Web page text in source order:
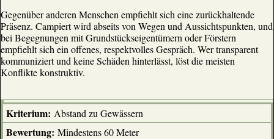
Gegenüber anderen Menschen empfiehlt sich eine zurückhaltende
Präsenz. Campiert wird abseits von Wegen und Aussichtspunkten, und
bei Begegnungen mit Grundstückseigentümern oder Förstern
empfiehlt sich ein offenes, respektvolles Gespräch. Wer transparent
kommuniziert und keine Schäden hinterlässt, löst die meisten
Konflikte konstruktiv.
Abstand zu Gewässern
Mindestens 60 Meter